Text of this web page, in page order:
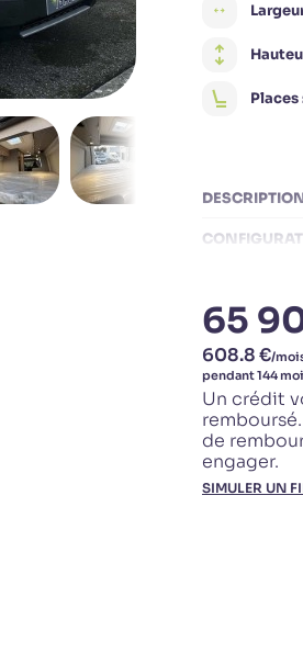
Places
POINTS
65
Un crédit
de
engager.
SIMULER UN